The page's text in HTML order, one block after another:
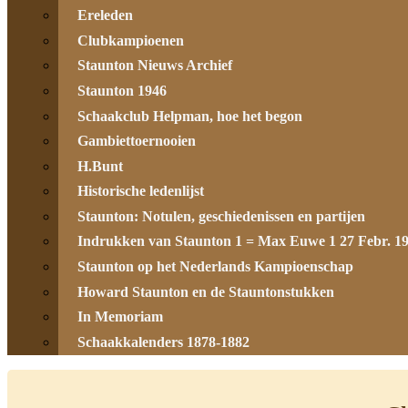
Ereleden
Clubkampioenen
Staunton Nieuws Archief
Staunton 1946
Schaakclub Helpman, hoe het begon
Gambiettoernooien
H.Bunt
Historische ledenlijst
Staunton: Notulen, geschiedenissen en partijen
Indrukken van Staunton 1 = Max Euwe 1 27 Febr.
Staunton op het Nederlands Kampioenschap
Howard Staunton en de Stauntonstukken
In Memoriam
Schaakkalenders 1878-1882